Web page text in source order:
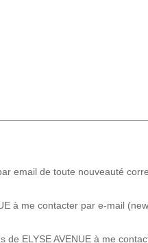
email de toute nouveauté
à me contacter par e-mail
de ELYSE AVENUE à me